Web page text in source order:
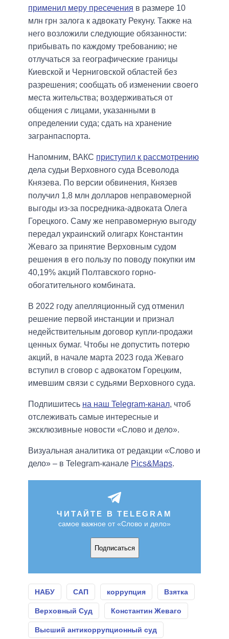
применил меру пресечения в размере 10
млн грн залога к адвокату Рекуну. Также на
него возложили следующие обязанности:
прибывать по каждому требованию; не
отлучаться за географические границы
Киевской и Черниговской областей без
разрешения; сообщать об изменении своего
места жительства; воздерживаться от
общения с лицами, указанными в
определении суда; сдать на хранение
загранпаспорта.
Напомним, ВАКС приступил к рассмотрению
дела судьи Верховного суда Всеволода
Князева. По версии обвинения, Князев
получил 1,8 млн долларов неправомерной
выгоды из-за посредника-адвоката Олега
Горецкого. Саму же неправомерную выгоду
передал украинский олигарх Константин
Жеваго за принятие Верховным судом
решения в его пользу по поводу покупки им
40,19% акций Полтавского горно-
обогатительного комбината.
В 2022 году апелляционный суд отменил
решение первой инстанции и признал
недействительным договор купли-продажи
ценных бумаг. Чтобы не допустить потерю
акций, в начале марта 2023 года Жеваго
вступил в сговор с адвокатом Горецким,
имевшим связи с судьями Верховного суда.
Подпишитесь на наш Telegram-канал, чтоб
отслеживать самые интересные и
эксклюзивные новости «Слово и дело».
Визуальная аналитика от редакции «Слово и
дело» – в Telegram-канале Pics&Maps.
ЧИТАЙТЕ В TELEGRAM
самое важное от «Слово и дело»
Подписаться
НАБУ САП коррупция Взятка
Верховный Суд Константин Жеваго
Высший антикоррупционный суд